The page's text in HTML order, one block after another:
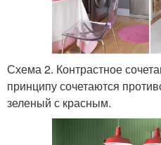
Схема 2. Контрастное
принципу сочетаются
зеленый с красным.